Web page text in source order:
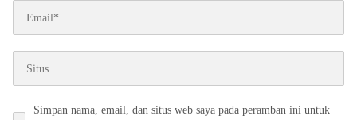
Simpan nama, email, dan situs web saya pada peramban ini untuk